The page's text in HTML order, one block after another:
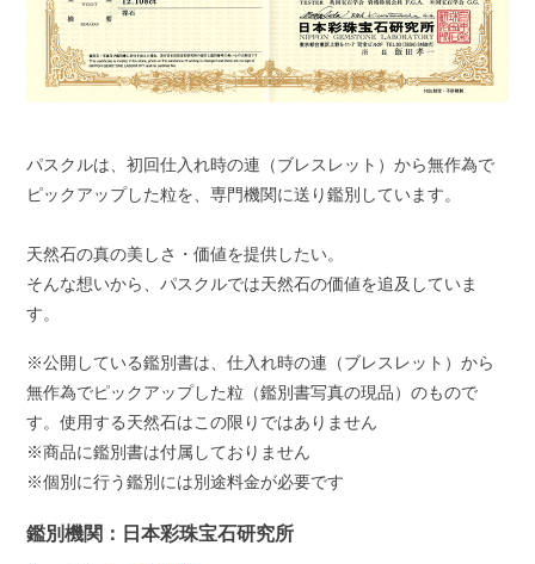
パスクルは、初回仕入れ時の連（ブレスレット）から無作為で
ピックアップした粒を、専門機関に送り鑑別しています。
天然石の真の美しさ・価値を提供したい。
そんな想いから、パスクルでは天然石の価値を追及していま
す。
※公開している鑑別書は、仕入れ時の連（ブレスレット）から
無作為でピックアップした粒（鑑別書写真の現品）のもので
す。使用する天然石はこの限りではありません
※商品に鑑別書は付属しておりません
※個別に行う鑑別には別途料金が必要です
鑑別機関：日本彩珠宝石研究所